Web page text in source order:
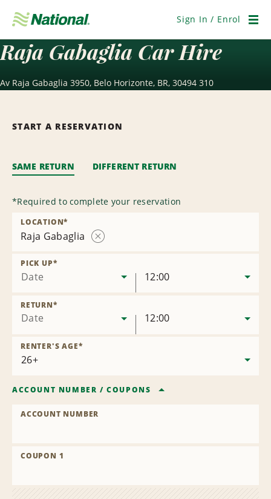
Navigation
Sign In / Enrol
Raja Gabaglia Car Hire
Av Raja Gabaglia 3950, Belo Horizonte, BR, 30494 310
START A RESERVATION
SAME RETURN DIFFERENT RETURN
*Required to complete your reservation
Raja Gabaglia
LOCATION*
Date
PICK UP*
12:00
Date
RETURN*
12:00
RENTER'S AGE*
ACCOUNT NUMBER /COUPONS
ACCOUNT NUMBER
COUPON 1